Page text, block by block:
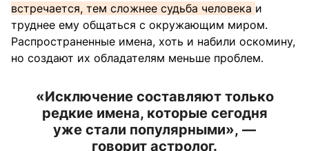
встречается, тем сложнее судьба человека и
труднее ему общаться с окружающим миром.
Распространенные имена, хоть и набили оскомину,
но создают их обладателям меньше проблем.
«Исключение составляют только
редкие имена, которые сегодня
уже стали популярными», —
говорит астролог.